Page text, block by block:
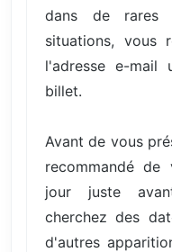
dans de rares
situations, vous
l'adresse e-mail
billet.
Avant de vous
recommandé
jour juste
cherchez des
d'autres